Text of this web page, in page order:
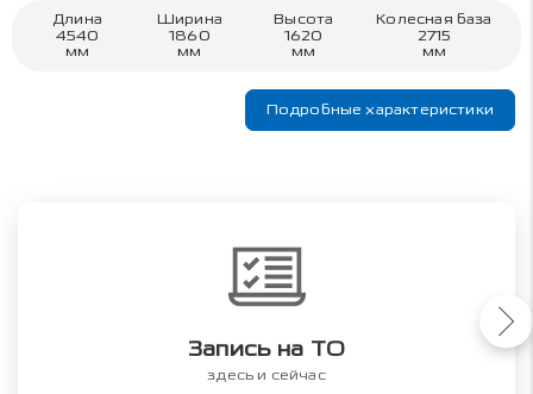
Длина
4540
мм
Ширина
1860
мм
Высота
1620
мм
Колесная база
2715
мм
Подробные характеристики
Запись на ТО
здесь и сейчас